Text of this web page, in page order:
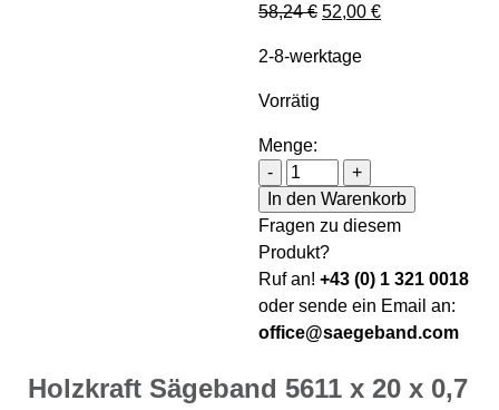
58,24€ Ursprünglicher Preis
52,00 €Aktueller Preis
2-8-werktage
Vorrätig
Menge:
-
Holzkraft Sägeband 5611
+
In den Warenkorb
Fragen zu diesem
Produkt?
Ruf an! +43 (0) 1 321 0018
oder sende ein Email an:
office@saegeband.com
Holzkraft Sägeband 5611 x 20 x 0,7